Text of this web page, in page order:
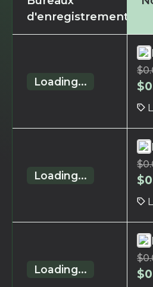
d'enregistrement
Loading...
$
$
Loading...
$
$
Loading...
$
$